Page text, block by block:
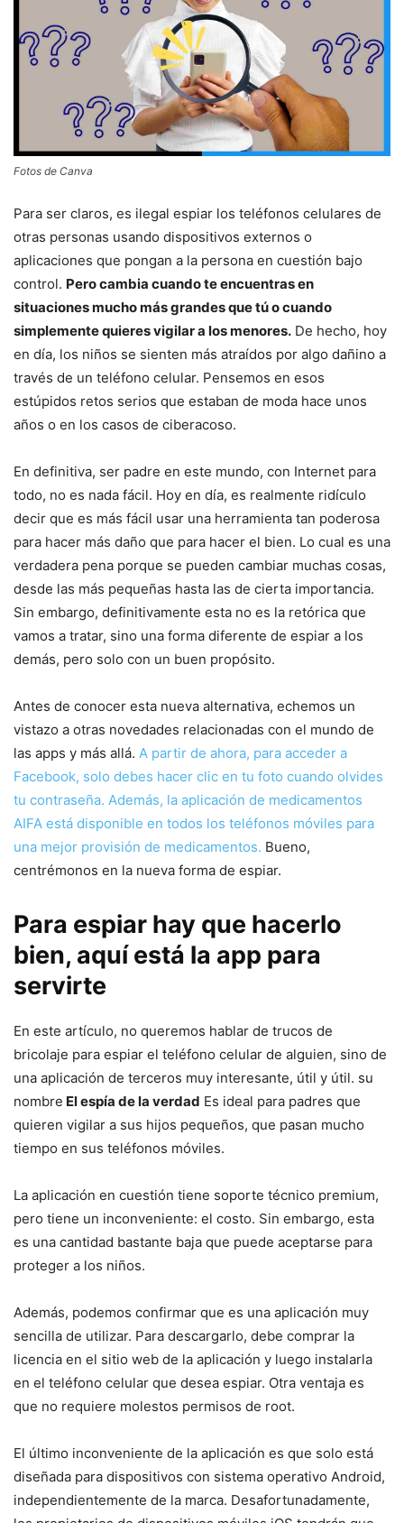
Fotos de Canva
Para ser claros, es ilegal espiar los teléfonos celulares de
otras personas usando dispositivos externos o
aplicaciones que pongan a la persona en cuestión bajo
control. Pero cambia cuando te encuentras en
situaciones mucho más grandes que tú o cuando
simplemente quieres vigilar a los menores. De hecho, hoy
en día, los niños se sienten más atraídos por algo dañino a
través de un teléfono celular. Pensemos en esos
estúpidos retos serios que estaban de moda hace unos
años o en los casos de ciberacoso.
En definitiva, ser padre en este mundo, con Internet para
todo, no es nada fácil. Hoy en día, es realmente ridículo
decir que es más fácil usar una herramienta tan poderosa
para hacer más daño que para hacer el bien. Lo cual es una
verdadera pena porque se pueden cambiar muchas cosas,
desde las más pequeñas hasta las de cierta importancia.
Sin embargo, definitivamente esta no es la retórica que
vamos a tratar, sino una forma diferente de espiar a los
demás, pero solo con un buen propósito.
Antes de conocer esta nueva alternativa, echemos un
vistazo a otras novedades relacionadas con el mundo de
las apps y más allá. A partir de ahora, para acceder a
Facebook, solo debes hacer clic en tu foto cuando olvides
tu contraseña. Además, la aplicación de medicamentos
AIFA está disponible en todos los teléfonos móviles para
una mejor provisión de medicamentos. Bueno,
centrémonos en la nueva forma de espiar.
Para espiar hay que hacerlo
bien, aquí está la app para
servirte
En este artículo, no queremos hablar de trucos de
bricolaje para espiar el teléfono celular de alguien, sino de
una aplicación de terceros muy interesante, útil y útil. su
nombre El espía de la verdad Es ideal para padres que
quieren vigilar a sus hijos pequeños, que pasan mucho
tiempo en sus teléfonos móviles.
La aplicación en cuestión tiene soporte técnico premium,
pero tiene un inconveniente: el costo. Sin embargo, esta
es una cantidad bastante baja que puede aceptarse para
proteger a los niños.
Además, podemos confirmar que es una aplicación muy
sencilla de utilizar. Para descargarlo, debe comprar la
licencia en el sitio web de la aplicación y luego instalarla
en el teléfono celular que desea espiar. Otra ventaja es
que no requiere molestos permisos de root.
El último inconveniente de la aplicación es que solo está
diseñada para dispositivos con sistema operativo Android,
independientemente de la marca. Desafortunadamente,